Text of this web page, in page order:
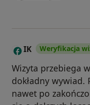
I IK Weryfikacja
Wizyta przebiega
dokładny
nawet po